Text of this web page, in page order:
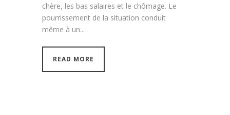
chère, les bas salaires et le chômage. Le
pourrissement de la situation conduit
même à un...
READ MORE